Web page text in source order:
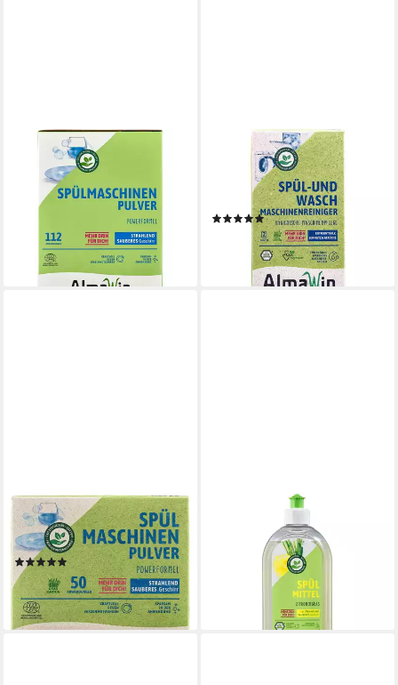
ALMAWIN
Maschinenspülmittel 2,8Kg
Spülmaschinenpulver
21,59 €
lieferbar - in 3-4 Werktagen bei dir
ALMAWIN
Spül- und Waschmaschinen
Reiniger 2x100g
Spülmaschinenreiniger
(1)
(19,95 €/ 1 kg)
lieferbar - in 3-4 Werktagen bei dir
ALMAWIN
Maschinenspülmittel 1,25Kg
Spülmaschinenpulver
(1)
9,99 €
(9,99 €/ 1 kg)
lieferbar - in 3-4 Werktagen bei dir
Spülmittel - Zitronengras
500ml Geschirrspülmittel
lieferbar - in 3-4 Werktagen bei dir